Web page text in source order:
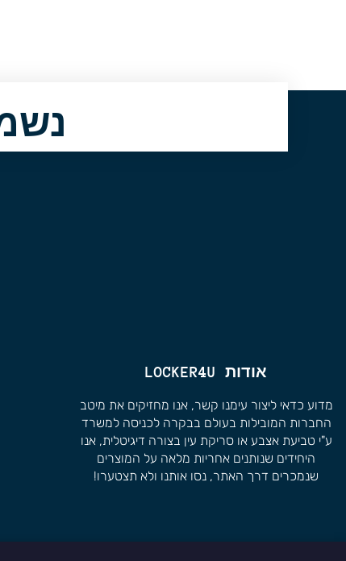
אודות LOCKER4U
מדוע כדאי ליצור עימנו קשר, אנו מחזיקים את מיטב
החברות המובילות בעולם בבקרה לכניסה למשרד
ע"י טביעת אצבע או סריקת עין בצורה דיגיטלית, אנו
היחידים שנותנים אחריות מלאה על המוצרים
שנמכרים דרך האתר, נסו אותנו ולא תצטערו!